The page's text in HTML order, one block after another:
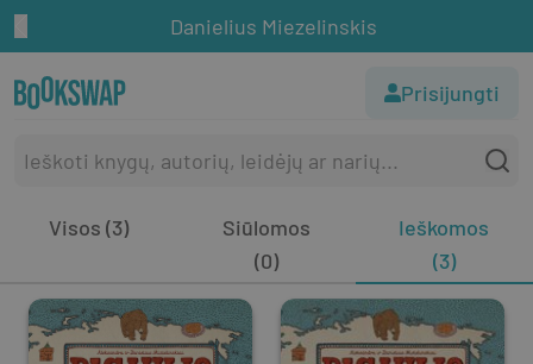
Danielius Miezelinskis
Prisijungti
Visos (3)
Siūlomos
(0)
Ieškomos
(3)